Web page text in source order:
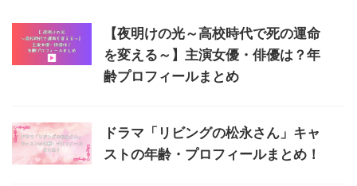
【夜明けの光～高校時代で死の運命
を変える～】主演女優・俳優は？年
齢プロフィールまとめ
ドラマ「リビングの松永さん」キャ
ストの年齢・プロフィールまとめ！